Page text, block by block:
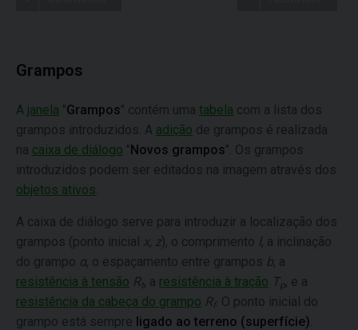
Grampos
A janela "Grampos" contém uma tabela com a lista dos
grampos introduzidos. A adição de grampos é realizada
na caixa de diálogo "Novos grampos". Os grampos
introduzidos podem ser editados na imagem através dos
objetos ativos
A caixa de diálogo serve para introduzir a localização dos
grampos (ponto inicial x, z), o comprimento l, a inclinação
do grampo α, o espaçamento entre grampos b, a
resistência à tensão Rt, a resistência à tração Tp, e a
resistência da cabeça do grampo Rf . O ponto inicial do
grampo está sempre ligado ao terreno (superfície)